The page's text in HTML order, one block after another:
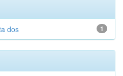
1
dos